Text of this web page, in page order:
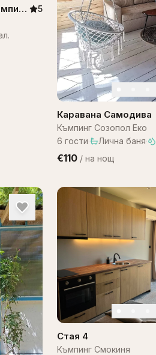
5
Каравана Самодива
Къмпинг Созопол Еко
6 гости· Лична баня·
€110 / на нощ
Стая 4
Къмпинг Смокиня